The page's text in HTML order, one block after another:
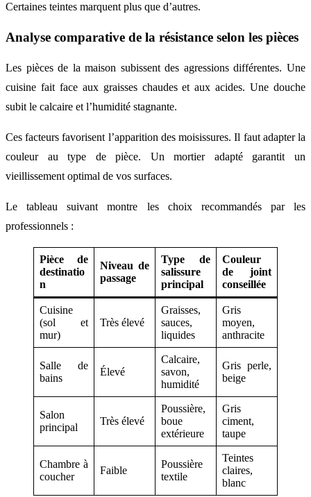
Certaines teintes marquent plus que d’autres.
Analyse comparative de la résistance selon les pièces
Les pièces de la maison subissent des agressions différentes. Une
cuisine fait face aux graisses chaudes et aux acides. Une douche
subit le calcaire et l’humidité stagnante.
Ces facteurs favorisent l’apparition des moisissures. Il faut adapter la
couleur au type de pièce. Un mortier adapté garantit un
vieillissement optimal de vos surfaces.
Le tableau suivant montre les choix recommandés par les
professionnels :
Pièce de
destinatio
n
Niveau de
passage
Type de
salissure
principal
Couleur
de joint
conseillée
Cuisine
(sol et
mur)
Très élevé
Graisses,
sauces,
liquides
Gris
moyen,
anthracite
Salle de
bains
Élevé
Calcaire,
savon,
humidité
Gris perle,
beige
Salon
principal
Très élevé
Poussière,
boue
extérieure
Gris
ciment,
taupe
Chambre à
coucher
Faible
Poussière
textile
Teintes
claires,
blanc